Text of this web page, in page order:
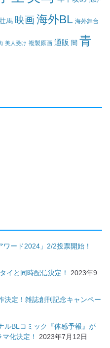
馬 映画海外BL 海外舞台
美人受け 複製原画 通販 闇 青
ード2024」2/2投票開始！
イと同時配信決定！
2023年9
決定！雑誌創刊記念キャンペー
ルBLコミック『体感予報』が
化決定！
2023年7月12日